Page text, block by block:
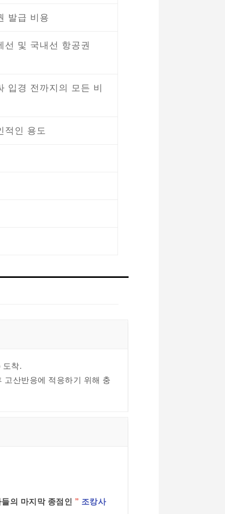
발급 비용
선 및 국내선 항공권
입경 전까지의 모든 비
적인 용도
도착.
고산반응에 적응하기 위해 충
의 마지막 종점인 ” 조캉사